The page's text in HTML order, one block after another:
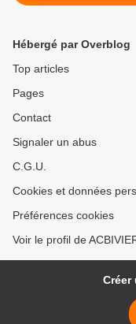
Hébergé par Overblog
Top articles
Pages
Contact
Signaler un abus
C.G.U.
Cookies et données
Préférences cookies
Voir le profil de
Créer